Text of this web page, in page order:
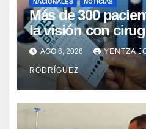
Más de 300
la visión con
cataratas en Zulia
AGO 6, 2026 YENTZA
RODRÍGUEZ